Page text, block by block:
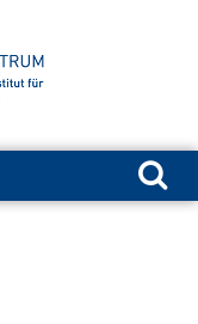
Suchen nach: